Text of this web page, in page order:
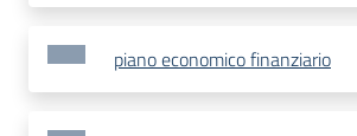
piano economico finanziario